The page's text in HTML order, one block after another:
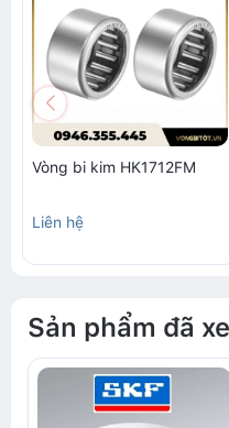
Vòng bi kim HK1712FM
Liên hệ
Sản phẩm đã